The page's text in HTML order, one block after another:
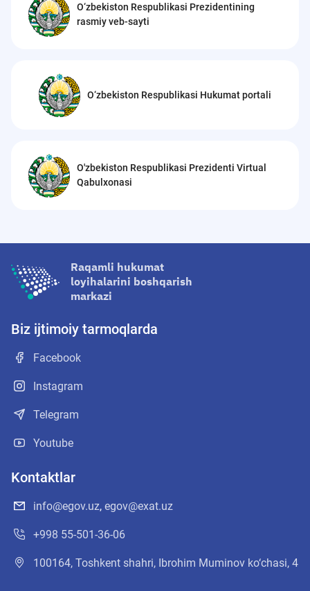
O‘zbekiston Respublikasi Prezidentining
rasmiy veb-sayti
O‘zbekiston Respublikasi Hukumat portali
O'zbekiston Respublikasi Prezidenti Virtual
Qabulxonasi
Raqamli hukumat
loyihalarini boshqarish
markazi
Biz ijtimoiy tarmoqlarda
Facebook
Instagram
Telegram
Youtube
Kontaktlar
info@egov.uz, egov@exat.uz
+998 55-501-36-06
100164, Toshkent shahri, Ibrohim Muminov ko‘chasi, 4